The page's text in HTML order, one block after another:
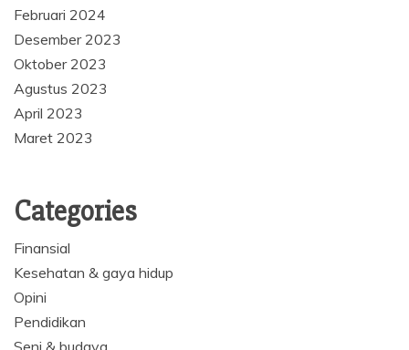
Februari 2024
Desember 2023
Oktober 2023
Agustus 2023
April 2023
Maret 2023
Categories
Finansial
Kesehatan & gaya hidup
Opini
Pendidikan
Seni & budaya